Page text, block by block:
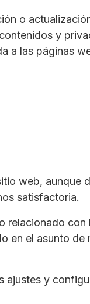
o
y
a las páginas
web, aunque
satisfactoria.
relacionado
en el asunto de
ajustes y